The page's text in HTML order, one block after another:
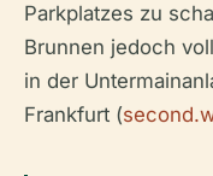
Parkplatzes zu
Brunnen jedoch
in der
Frankfurt (